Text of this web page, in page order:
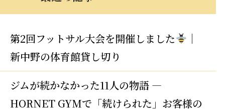
第2回フットサル大会を開催しました
｜
新中野の体育館貸し切り
ジムが続かなかった11人の物語 —
HORNET GYMで「続けられた」お客様の